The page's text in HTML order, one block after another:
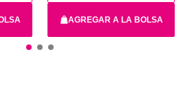
AGREGAR A LA BOLSA